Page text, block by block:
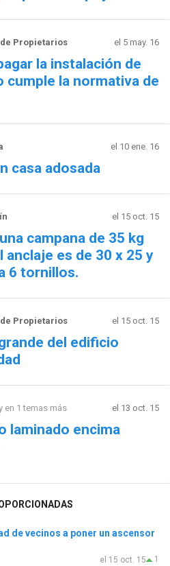
Propietarios el 5 may. 16
la instalación de
cumple la normativa de
el 10 ene. 16
casa adosada
el 15 oct. 15
campana de 35 kg
anclaje es de 30 x 25 y
6 tornillos.
Propietarios el 15 oct. 15
del edificio
en 1 temas más el 13 oct. 15
laminado encima
de vecinos a poner un ascensor
1
el 15 oct. 15